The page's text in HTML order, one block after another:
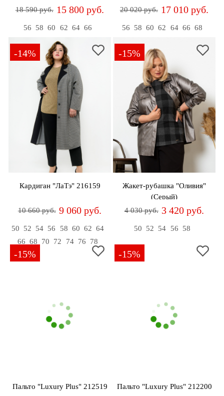
18 590 руб. 15 800 руб.
56 58 60 62 64 66
20 020 руб. 17 010 руб.
56 58 60 62 64 66 68
-14%
Кардиган "ЛаТэ" 216159
10 660 руб. 9 060 руб.
50 52 54 56 58 60 62 64
66 68 70 72 74 76 78
-15%
Жакет-рубашка "Оливия"
(Серый)
4 030 руб. 3 420 руб.
50 52 54 56 58
-15%
Пальто "Luxury Plus" 212519
-15%
Пальто "Luxury Plus" 212200